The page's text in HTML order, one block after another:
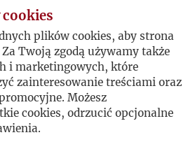
plików cookies, aby strona
Za Twoją zgodą używamy także
i marketingowych, które
zainteresowanie treściami oraz
Możesz
cookies, odrzucić opcjonalne